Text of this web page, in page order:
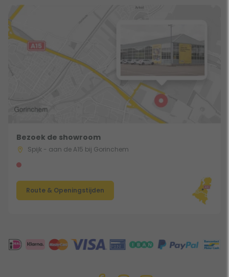
Bezoek de showroom
Spijk - aan de A15 bij Gorinchem
Route & Openingstijden